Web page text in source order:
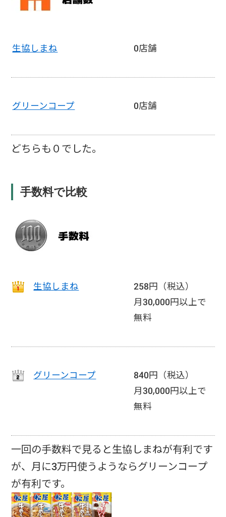
生協しまね 0店舗
グリーンコープ 0店舗
どちらも０でした。
手数料で比較
生協しまね
258円（税込）
月30,000円以上で
無料
グリーンコープ
840円（税込）
月30,000円以上で
無料
一回の手数料で見ると生協しまねが有利です
が、月に3万円使うようならグリーンコープ
が有利です。